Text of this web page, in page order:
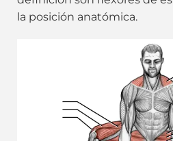
la posición anatómica.